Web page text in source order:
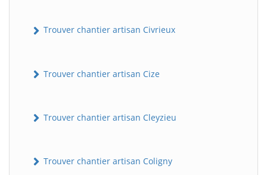
Trouver chantier artisan Civrieux
Trouver chantier artisan Cize
Trouver chantier artisan Cleyzieu
Trouver chantier artisan Coligny